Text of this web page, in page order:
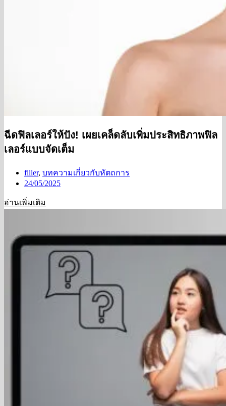
ฉีดฟิลเลอร์ให้ปัง! เผยเคล็ดลับเพิ่มประสิทธิภาพฟิล
เลอร์แบบจัดเต็ม
filler, บทความเกี่ยวกับหัตถการ
24/05/2025
อ่านเพิ่มเติม